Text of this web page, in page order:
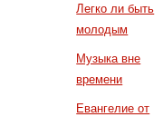
Легко ли быть
молодым
Музыка вне
времени
Евангелие от